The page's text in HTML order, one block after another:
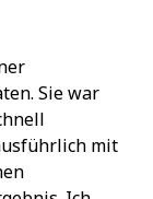
Sie war
mit